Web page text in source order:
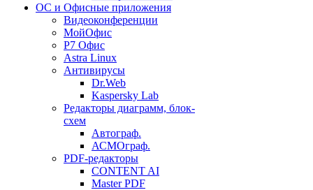
ОС и Офисные приложения
Видеоконференции
МойОфис
P7 Офис
Astra Linux
Антивирусы
Dr.Web
Kaspersky Lab
Редакторы диаграмм, блок-
схем
Автограф.
АСМОграф.
PDF-редакторы
CONTENT AI
Master PDF